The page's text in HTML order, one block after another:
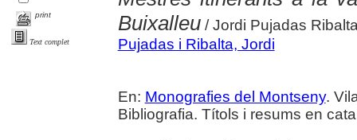
print
Text complet
Buixalleu/ Jordi Pujadas
Pujadas i Ribalta, Jordi
En: Monografies del Montseny.
Bibliografia. Títols i resums en